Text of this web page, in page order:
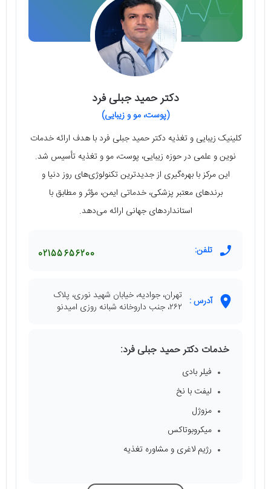
دکتر حمید جبلی فرد
(پوست، مو و زیبایی)
کلینیک زیبایی و تغذیه دکتر حمید جبلی فرد با هدف ارائه خدمات
نوین و علمی در حوزه زیبایی، پوست، مو و تغذیه تأسیس شد.
این مرکز با بهره‌گیری از جدیدترین تکنولوژی‌های روز دنیا و
برندهای معتبر پزشکی، خدماتی ایمن، مؤثر و مطابق با
استانداردهای جهانی ارائه می‌دهد.
تلفن: 02155656200
آدرس : تهران، جوادیه، خیابان شهید نوری، پلاک
۲۶۲، جنب داروخانه شبانه روزی امیدنو
خدمات دکتر حمید جبلی فرد:
فیلر بادی
لیفت با نخ
مزوژل
میکروبوتاکس
رژیم لاغری و مشاوره تغذیه